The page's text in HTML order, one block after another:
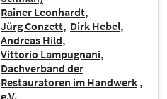
Rainer Leonhardt
Jürg Conzett Dirk Hebel
Andreas Hild
Vittorio Lampugnani
Dachverband der
Restauratoren im Handwerk
e.V.